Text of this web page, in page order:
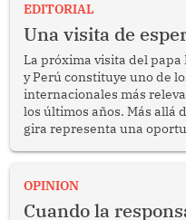
EDITORIAL
Una visita de
La próxima visita del papa
y Perú constituye uno de
internacionales más
los últimos años. Más allá
gira representa una
enfrenta desafíos en
OPINION
Cuando la